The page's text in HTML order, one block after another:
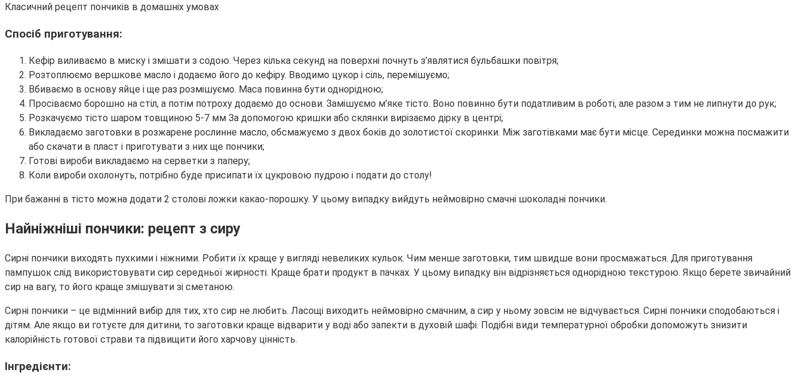
Класичний рецепт пончиків в домашніх умовах
Спосіб приготування:
Кефір виливаємо в миску і змішати з содою. Через кілька секунд на поверхні почнуть з’являтися бульбашки повітря;
Розтоплюємо вершкове масло і додаємо його до кефіру. Вводимо цукор і сіль, перемішуємо;
Вбиваємо в основу яйце і ще раз розмішуємо. Маса повинна бути однорідною;
Просіваємо борошно на стіл, а потім потроху додаємо до основи. Замішуємо м’яке тісто. Воно повинно бути податливим в роботі, але разом з тим не липнути до рук;
Розкачуємо тісто шаром товщиною 5-7 мм За допомогою кришки або склянки вирізаємо дірку в центрі;
Викладаємо заготовки в розжарене рослинне масло, обсмажуємо з двох боків до золотистої скоринки. Між заготівками має бути місце. Серединки можна посмажити
або скачати в пласт і приготувати з них ще пончики;
Готові вироби викладаємо на серветки з паперу;
Коли вироби охолонуть, потрібно буде присипати їх цукровою пудрою і подати до столу!
При бажанні в тісто можна додати 2 столові ложки какао-порошку. У цьому випадку вийдуть неймовірно смачні шоколадні пончики.
Найніжніші пончики: рецепт з сиру
Сирні пончики виходять пухкими і ніжними. Робити їх краще у вигляді невеликих кульок. Чим менше заготовки, тим швидше вони просмажаться. Для приготування
пампушок слід використовувати сир середньої жирності. Краще брати продукт в пачках. У цьому випадку він відрізняється однорідною текстурою. Якщо берете звичайний
сир на вагу, то його краще змішувати зі сметаною.
Сирні пончики – це відмінний вибір для тих, хто сир не любить. Ласощі виходить неймовірно смачним, а сир у ньому зовсім не відчувається. Сирні пончики сподобаються і
дітям. Але якщо ви готуєте для дитини, то заготовки краще відварити у воді або запекти в духовій шафі. Подібні види температурної обробки допоможуть знизити
калорійність готової страви та підвищити його харчову цінність.
Інгредієнти: